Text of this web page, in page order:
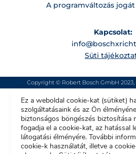
A programváltozás
Kapcsolat:
Süti
Copyright © Robert Bosch GmbH
Ez a weboldal cookie-kat (sütiket)
szolgáltatásaink és az Ön
biztonságos böngészés biztosítása
fogadja el a cookie-kat, az hatással
látogatási élményére. További
cookie-k használatát, illetve a